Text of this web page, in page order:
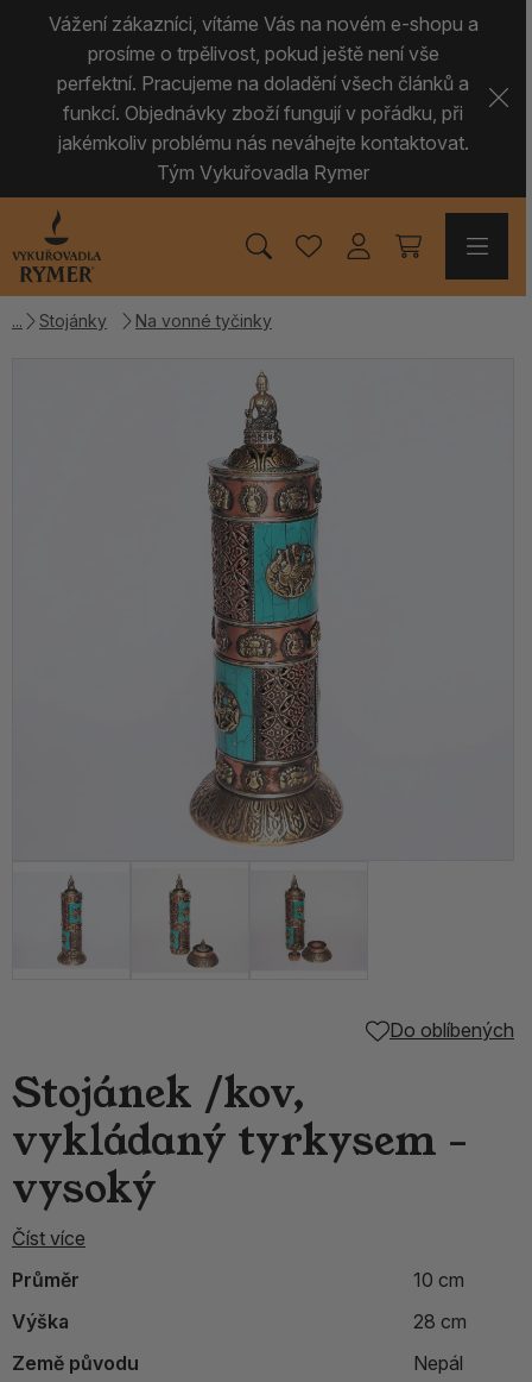
Vážení zákazníci, vítáme Vás na novém e-shopu a
prosíme o trpělivost, pokud ještě není vše
perfektní. Pracujeme na doladění všech článků a
funkcí. Objednávky zboží fungují v pořádku, při
jakémkoliv problému nás neváhejte kontaktovat.
Tým Vykuřovadla Rymer
Stojánky Na vonné tyčinky
Do oblíbených
Stojánek /kov,
vykládaný tyrkysem -
vysoký
Číst více
Průměr
10 cm
Výška
28 cm
Země původu
Nepál